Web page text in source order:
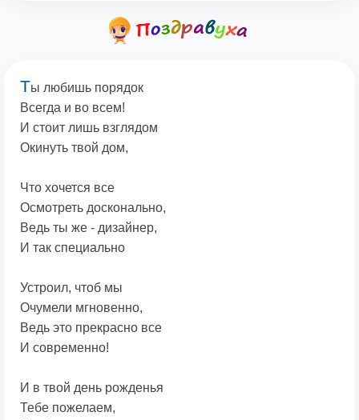
Ты любишь порядок
Всегда и во всем!
И стоит лишь взглядом
Окинуть твой дом,
Что хочется все
Осмотреть досконально,
Ведь ты же - дизайнер,
И так специально
Устроил, чтоб мы
Очумели мгновенно,
Ведь это прекрасно все
И современно!
И в твой день рожденья
Тебе пожелаем,